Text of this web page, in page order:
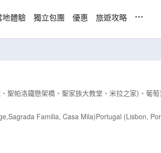
地體驗 獨立包團 優惠 旅遊攻略 ...
帕洛鐵懸架橋、聖家族大教堂、米拉之家)、葡
Familia, Casa Mila)Portugal (Lisbon,